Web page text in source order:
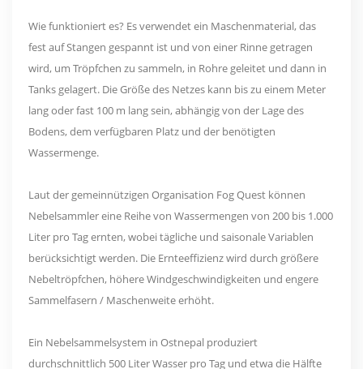
Wie funktioniert es? Es verwendet ein Maschenmaterial, das
fest auf Stangen gespannt ist und von einer Rinne getragen
wird, um Tröpfchen zu sammeln, in Rohre geleitet und dann in
Tanks gelagert. Die Größe des Netzes kann bis zu einem Meter
lang oder fast 100 m lang sein, abhängig von der Lage des
Bodens, dem verfügbaren Platz und der benötigten
Wassermenge.
Laut der gemeinnützigen Organisation Fog Quest können
Nebelsammler eine Reihe von Wassermengen von 200 bis 1.000
Liter pro Tag ernten, wobei tägliche und saisonale Variablen
berücksichtigt werden. Die Ernteeffizienz wird durch größere
Nebeltröpfchen, höhere Windgeschwindigkeiten und engere
Sammelfasern / Maschenweite erhöht.
Ein Nebelsammelsystem in Ostnepal produziert
durchschnittlich 500 Liter Wasser pro Tag und etwa die Hälfte